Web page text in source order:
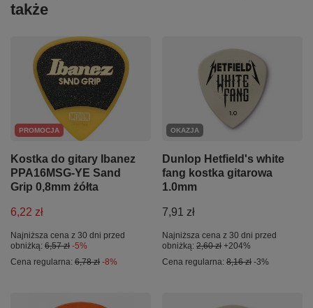
także
PROMOCJA
Kostka do gitary Ibanez
PPA16MSG-YE Sand
Grip 0,8mm żółta
6,22 zł
Najniższa cena z 30 dni przed
obniżką: 6,57 zł -5%
Cena regularna: 6,78 zł -8%
OKAZJA
Dunlop Hetfield's white
fang kostka gitarowa
1.0mm
7,91 zł
Najniższa cena z 30 dni przed
obniżką: 2,60 zł +204%
Cena regularna: 8,16 zł -3%